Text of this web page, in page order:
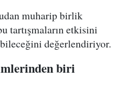
muharip birlik
tartışmaların etkisini
değerlendiriyor.
biri